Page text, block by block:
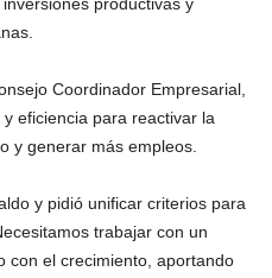
Coordinador Empresarial,
eficiencia para reactivar la
y generar más empleos.
y pidió unificar criterios para
trabajar con un
con el crecimiento, aportando